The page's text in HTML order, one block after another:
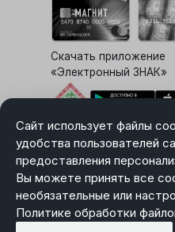
Сайт использует файлы
удобства пользователей
предоставления
Вы можете принять все
необязательные или
Политике обработки
Скачать приложение
«Электронный ЗНАК»
Выбор
Политика в отношении